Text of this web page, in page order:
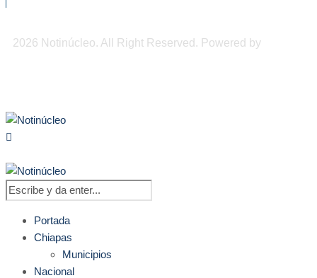
2026 Notinúcleo. All Right Reserved. Powered by
Portada
Chiapas
Municipios
Nacional